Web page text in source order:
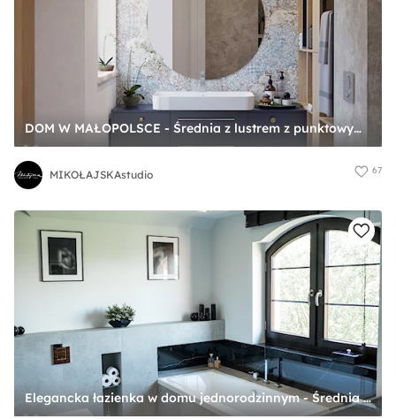
DOM W MAŁOPOLSCE - Średnia z lustrem z punktowym oświetleniem łazienka z oknem, styl nowoczesny - zdjęcie od MIKOŁAJSKAstudio
MIKOŁAJSKAstudio 67
Elegancka łazienka w domu jednorodzinnym - Średnia z punktowym oświetleniem łazienka z oknem, styl nowoczesny - zdjęcie od Home-look